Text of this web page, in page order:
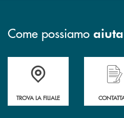
Come possiamo
Accedi all' elenco completo delle
TROVA LA FILIALE
Hai